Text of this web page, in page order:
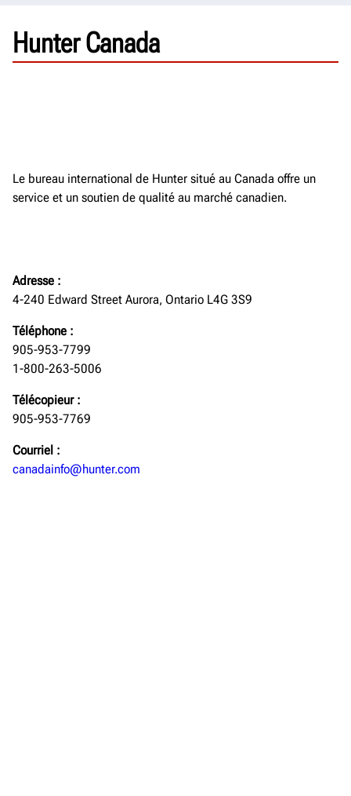
Hunter Canada
Le bureau international de Hunter situé au Canada offre un
service et un soutien de qualité au marché canadien.
Adresse :
4-240 Edward Street Aurora, Ontario L4G 3S9
Téléphone :
905-953-7799
1-800-263-5006
Télécopieur :
905-953-7769
Courriel :
canadainfo@hunter.com